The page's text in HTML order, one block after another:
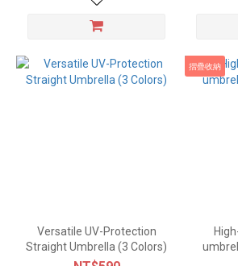
Versatile UV-Protection
Straight Umbrella (3 Colors)
摺疊收納